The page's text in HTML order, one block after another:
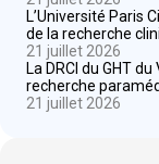
L’Université Paris
de la recherche
21 juillet 2026
La DRCI du GHT
recherche
21 juillet 2026